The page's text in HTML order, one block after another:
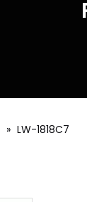
» LW-1818C7